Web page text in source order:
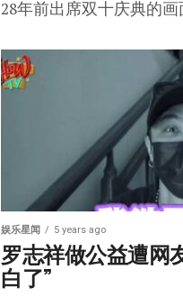
28年前出席双十庆典的画
娱乐星闻 5 years ago
罗志祥做公益遭网
白了”